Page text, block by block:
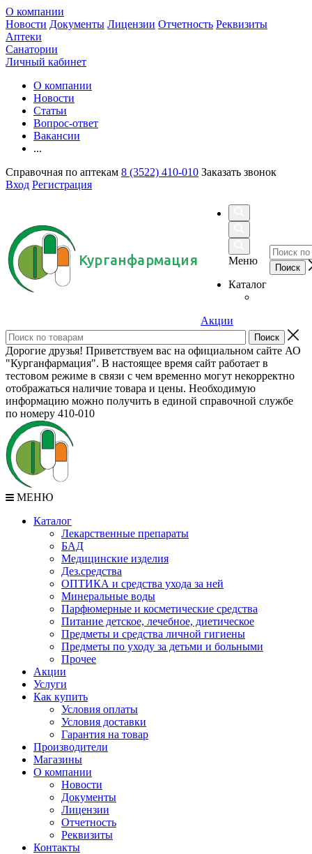
О компании
Новости Документы Лицензии Отчетность Реквизиты
Аптеки
Санатории
Личный кабинет
О компании
Новости
Статьи
Вопрос-ответ
Вакансии
...
Справочная по аптекам 8 (3522) 410-010 Заказать звонок
Вход Регистрация
Курганфармация
Меню
Каталог
Акции
Дорогие друзья! Приветствуем вас на официальном сайте АО
"Курганфармация". В настоящее время сайт работает в
тестовом режиме в связи с чем временно могут некорректно
отображаться наличие товара и цены. Необходимую
информацию можно получить в единой справочной службе
по номеру 410-010
МЕНЮ
Каталог
Лекарственные препараты
БАД
Медицинские изделия
Дез.средства
ОПТИКА и средства ухода за ней
Минеральные воды
Парфюмерные и косметические средства
Питание детское, лечебное, диетическое
Предметы и средства личной гигиены
Предметы по уходу за детьми и больными
Прочее
Акции
Услуги
Как купить
Условия оплаты
Условия доставки
Гарантия на товар
Производители
Магазины
О компании
Новости
Документы
Лицензии
Отчетность
Реквизиты
Контакты